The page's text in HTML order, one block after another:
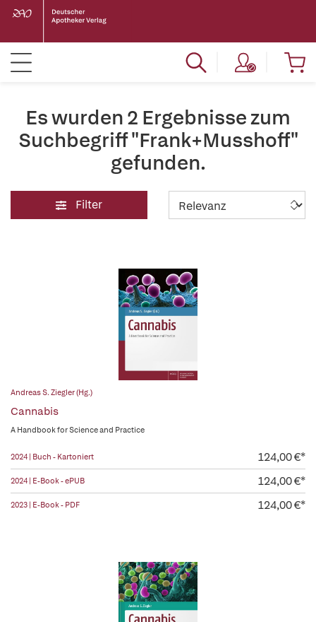
Es wurden 2 Ergebnisse zum
Suchbegriff "Frank+Musshoff"
gefunden.
Filter
Andreas S. Ziegler (Hg.)
Cannabis
A Handbook for Science and Practice
2024 | Buch - Kartoniert 124,00 €*
2024 | E-Book - ePUB 124,00 €*
2023 | E-Book - PDF 124,00 €*